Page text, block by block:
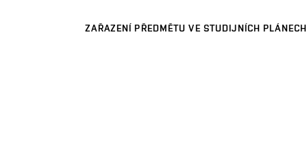
ZAŘAZENÍ PŘEDMĚTU VE STUDIJNÍCH PLÁNECH